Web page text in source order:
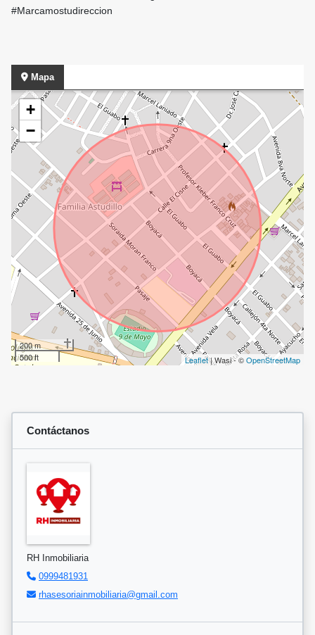
#Marcamostudireccion
Mapa
+
−
200 m
500 ft
Leaflet| Wasi - ©OpenStreetMap
Contáctanos
RH Inmobiliaria
0999481931
rhasesoriainmobiliaria@gmail.com